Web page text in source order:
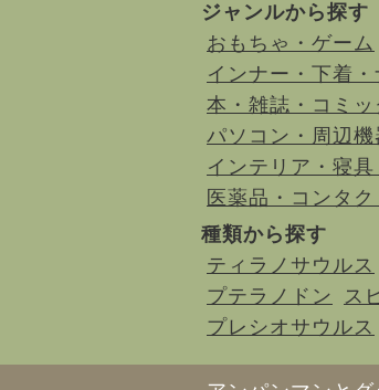
ジャンルから探す
おもちゃ・ゲーム
インナー・下着
本・雑誌・コミッ
パソコン・周辺機
インテリア・寝具
医薬品・コンタ
種類から探す
ティラノサウルス
プテラノドン
ス
プレシオサウルス